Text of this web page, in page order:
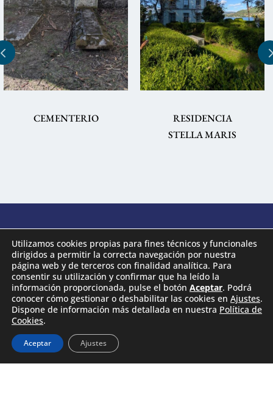
RESIDENCIA
CAPILLA DE SAN
SIMÓN
LA RÍA DE VIGO.
Las Islas Cíes|Isla de Ons|Isla
de la Graciosa
Isla de Fuerteventura
Utilizamos cookies propias para fines técnicos y funcionales
dirigidos a permitir la correcta navegación por nuestra
página web y de terceros con finalidad analítica. Para
consentir su utilización y confirmar que ha leído la
información proporcionada, pulse el botón Aceptar. Podrá
conocer cómo gestionar o deshabilitar las cookies en Ajustes.
Dispone de información más detallada en nuestra Política de
Cookies.
Aceptar Ajustes